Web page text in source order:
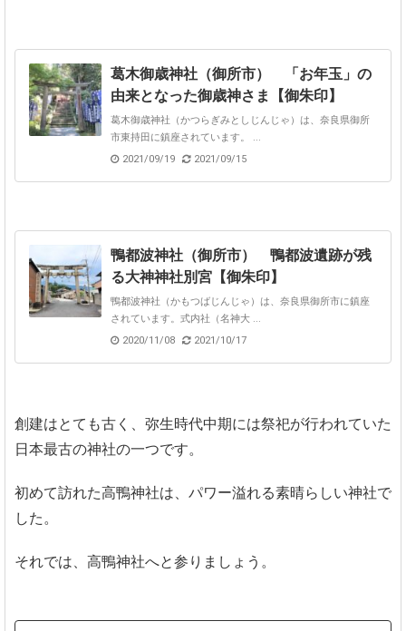
葛木御歳神社（御所市） 「お年玉」の
由来となった御歳神さま【御朱印】
葛木御歳神社（かつらぎみとしじんじゃ）は、奈良県御所
市東持田に鎮座されています。 ...
2021/09/19
2021/09/15
鴨都波神社（御所市） 鴨都波遺跡が残
る大神神社別宮【御朱印】
鴨都波神社（かもつばじんじゃ）は、奈良県御所市に鎮座
されています。式内社（名神大 ...
2020/11/08
2021/10/17
創建はとても古く、弥生時代中期には祭祀が行われていた
日本最古の神社の一つです。
初めて訪れた高鴨神社は、パワー溢れる素晴らしい神社で
した。
それでは、高鴨神社へと参りましょう。